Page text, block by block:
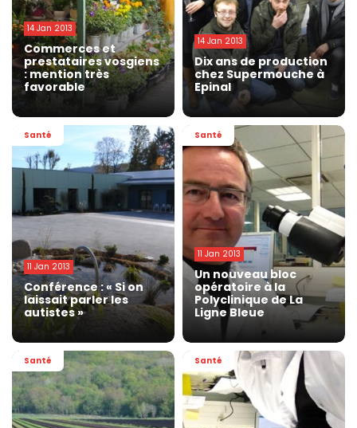
14 Jan 2013
Commerces et
prestataires vosgiens
: mention très
favorable
14 Jan 2013
Dix ans de production
chez Supermouche à
Epinal
Santé
11 Jan 2013
Conférence : « Si on
laissait parler les
autistes »
Santé
11 Jan 2013
Un nouveau bloc
opératoire à la
Polyclinique de La
Ligne Bleue
Santé Santé